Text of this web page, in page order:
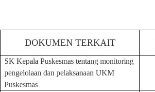
DOKUMEN TERKAIT
SK Kepala Puskesmas tentang monitoring
pengelolaan dan pelaksanaanUKM
Puskesmas